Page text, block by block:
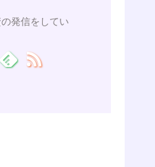
発信をしてい